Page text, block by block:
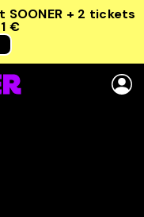
SOONER + 2 tickets
€